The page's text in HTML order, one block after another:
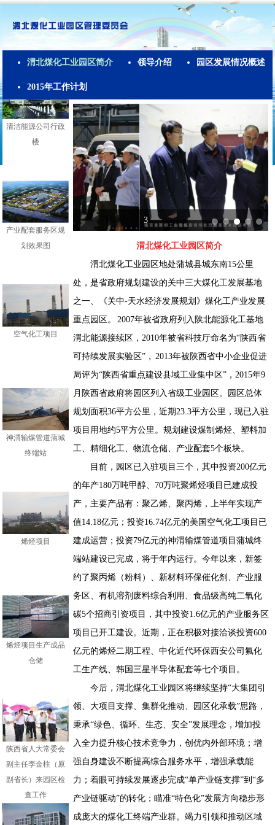
渭北煤化工业园区简介 领导介绍 园区发展情况概述
2015年工作计划
省委常委、常务副
省长姚引良视察园
清洁能源公司行政
楼
产业配套服务区规
划效果图
空气化工项目
神渭输煤管道蒲城
终端站
烯烃项目
烯烃项目生产成品
仓储
陕西省人大常委会
副主任李金柱（原
副省长）来园区检
查工作
3
渭北煤化工业园区简介
渭北煤化工业园区地处蒲城县城东南15公里
处，是省政府规划建设的关中三大煤化工发展基地
之一、《关中-天水经济发展规划》煤化工产业发展
重点园区。 2007年被省政府列入陕北能源化工基地
渭北能源接续区，2010年被省科技厅命名为“陕西省
可持续发展实验区”， 2013年被陕西省中小企业促进
局评为“陕西省重点建设县域工业集中区”，2015年9
月陕西省政府将园区列入省级工业园区。园区总体
规划面积36平方公里，近期23.3平方公里，现已入驻
项目用地约5平方公里。规划建设煤制烯烃、塑料加
工、精细化工、物流仓储、产业配套5个板块。
目前，园区已入驻项目三个，其中投资200亿元
的年产180万吨甲醇、70万吨聚烯烃项目已建成投
产，主要产品有：聚乙烯、聚丙烯，上半年实现产
值14.18亿元；投资16.74亿元的美国空气化工项目已
建成运营；投资79亿元的神渭输煤管道项目蒲城终
端站建设已完成，将于年内运行。今年以来，新签
约了聚丙烯（粉料）、新材料环保催化剂、产业服
务区、有机溶剂废料综合利用、食品级高纯二氧化
碳5个招商引资项目，其中投资1.6亿元的产业服务区
项目已开工建设。近期，正在积极对接洽谈投资600
亿元的烯烃二期工程、中化近代环保西安公司氟化
工生产线、韩国三星半导体配套等七个项目。
今后，渭北煤化工业园区将继续坚持“大集团引
领、大项目支撑、集群化推动、园区化承载”思路，
秉承“绿色、循环、生态、安全”发展理念，增加投
入全力提升核心技术竞争力，创优内外部环境；增
强自身建设不断提高综合服务水平，增强承载能
力；着眼可持续发展逐步完成“单产业链支撑”到“多
产业链驱动”的转化；瞄准“特色化”发展方向稳步形
成庞大的煤化工终端产业群。竭力引领和推动区域